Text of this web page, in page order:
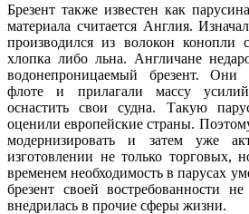
Брезент также известен как
материала считается Англия.
производился из волокон конопли
хлопка либо льна. Англичане
водонепроницаемый брезент.
флоте и прилагали массу
оснастить свои судна. Такую
оценили европейские страны.
модернизировать и затем уже
изготовлении не только торговых,
временем необходимость в парусах
брезент своей востребованности
внедрилась в прочие сферы жизни.